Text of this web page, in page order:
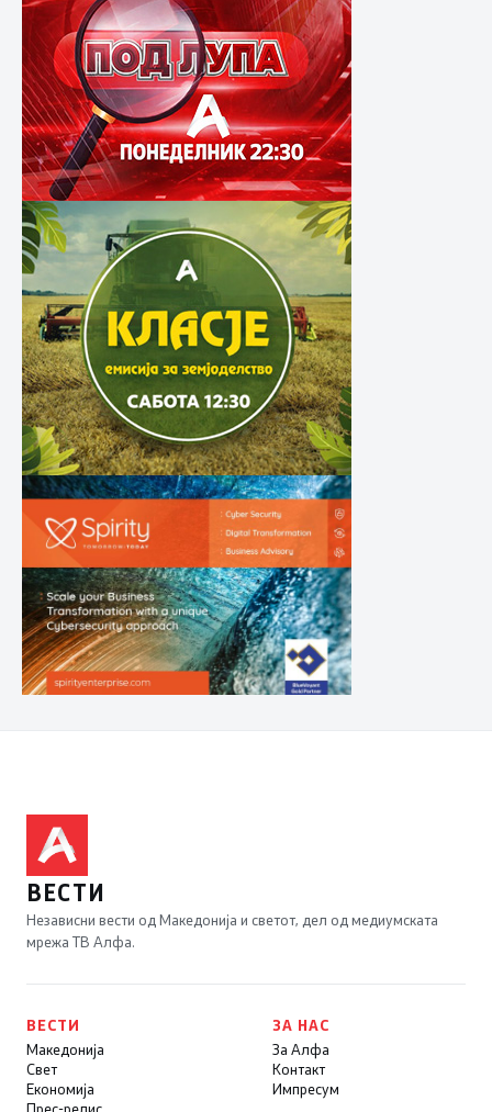
ВЕСТИ
Независни вести од Македонија и светот, дел од медиумската
мрежа ТВ Алфа.
ВЕСТИ
Македонија
Свет
Економија
ЗА НАС
За Алфа
Контакт
Импресум